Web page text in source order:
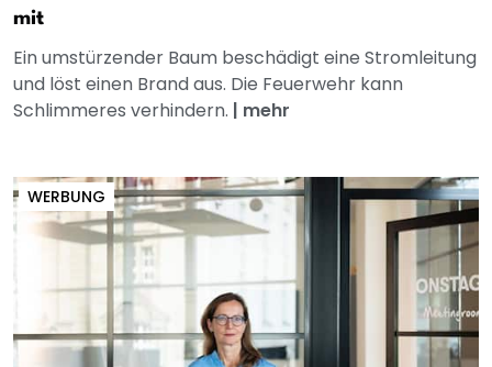
mit
Ein umstürzender Baum beschädigt eine Stromleitung
und löst einen Brand aus. Die Feuerwehr kann
Schlimmeres verhindern. | mehr
WERBUNG